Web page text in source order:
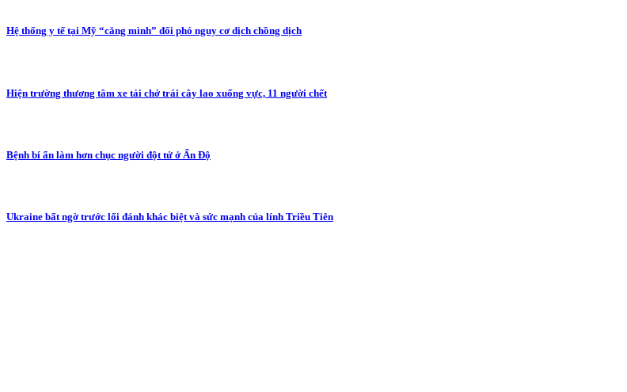
Hệ thống y tế tại Mỹ “căng mình” đối phó nguy cơ dịch chồng dịch
Hiện trường thương tâm xe tải chở trái cây lao xuống vực, 11 người chết
Bệnh bí ẩn làm hơn chục người đột tử ở Ấn Độ
Ukraine bất ngờ trước lối đánh khác biệt và sức mạnh của lính Triều Tiên